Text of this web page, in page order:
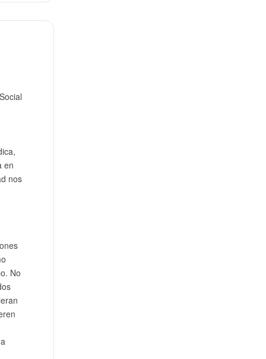
en
nos
No